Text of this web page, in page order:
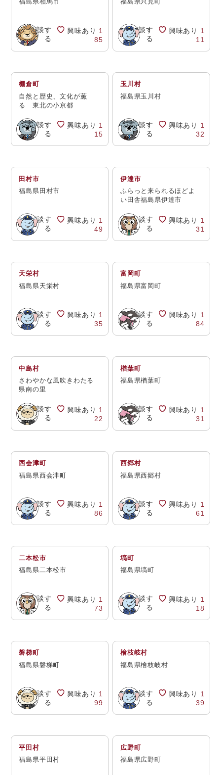
相談す
る
興味あり 1
85
相談す
る
興味あり 1
11
棚倉町
自然と歴史、文化が薫
る 東北の小京都
相談す
る
興味あり 1
15
玉川村
福島県玉川村
相談す
る
興味あり 1
32
田村市
福島県田村市
相談す
る
興味あり 1
49
伊達市
ふらっと来られるほどよ
い田舎福島県伊達市
相談す
る
興味あり 1
31
天栄村
福島県天栄村
相談す
る
興味あり 1
35
富岡町
福島県富岡町
相談す
る
興味あり 1
84
中島村
さわやかな風吹きわたる
県南の里
相談す
る
興味あり 1
22
楢葉町
福島県楢葉町
相談す
る
興味あり 1
31
西会津町
福島県西会津町
相談す
る
興味あり 1
86
西郷村
福島県西郷村
相談す
る
興味あり 1
61
二本松市
福島県二本松市
相談す
る
興味あり 1
73
塙町
福島県塙町
相談す
る
興味あり 1
18
磐梯町
福島県磐梯町
相談す
る
興味あり 1
99
檜枝岐村
福島県檜枝岐村
相談す
る
興味あり 1
39
平田村
福島県平田村
広野町
福島県広野町